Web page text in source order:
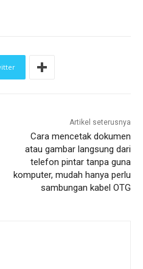
Artikel seterusnya
Cara mencetak dokumen
atau gambar langsung dari
telefon pintar tanpa guna
komputer, mudah hanya perlu
sambungan kabel OTG